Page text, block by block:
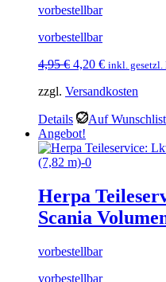
vorbestellbar
vorbestellbar
4,95€ Ursprünglicher
war:
4,20 €Aktueller
ist:
inkl. gesetzl.
zzgl. Versandkosten
Details
Auf
Angebot!
Herpa
Scania
vorbestellbar
vorbestellbar